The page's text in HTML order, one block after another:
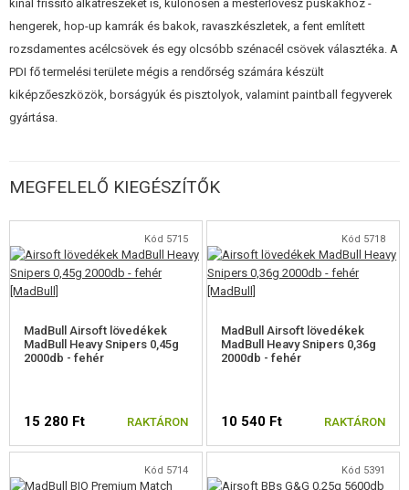
Megjegyzés: A cső pontossága miatt fontos, hogy minőségi lőszert
használjon, hogy elkerülje a pisztoly fulladásátMadbull,G&G, BLS. És az is
fontos, hogy a hordó belsejét megtisztítsuk a szennyeződésektől!
kínál frissítő alkatrészeket is, különösen a mesterlövész puskákhoz -
hengerek, hop-up kamrák és bakok, ravaszkészletek, a fent említett
rozsdamentes acélcsövek és egy olcsóbb szénacél csövek választéka. A
PDI fő termelési területe mégis a rendőrség számára készült
kiképzőeszközök, borságyúk és pisztolyok, valamint paintball fegyverek
gyártása.
MEGFELELŐ KIEGÉSZÍTŐK
Kód 5715
MadBull Airsoft lövedékek
MadBull Heavy Snipers 0,45g
2000db - fehér
15 280 Ft RAKTÁRON
Kód 5718
MadBull Airsoft lövedékek
MadBull Heavy Snipers 0,36g
2000db - fehér
10 540 Ft RAKTÁRON
Kód 5714 Kód 5391